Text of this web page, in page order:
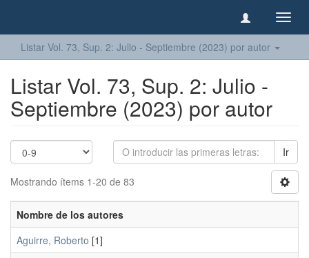
Listar Vol. 73, Sup. 2: Julio - Septiembre (2023) por autor
Listar Vol. 73, Sup. 2: Julio -
Septiembre (2023) por autor
Ir
Mostrando ítems 1-20 de 83
Nombre de los autores
Aguirre, Roberto [1]